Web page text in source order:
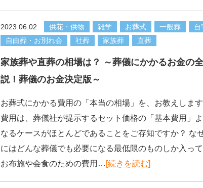
2023.06.02 供花・供物 雑学 お葬式 一般葬
自
自由葬・お別れ会
社葬 家族葬 直葬
家族葬や直葬の相場は？ ～葬儀にかかるお金の
説！葬儀のお金決定版～
お葬式にかかる費用の「本当の相場」を、お教えしま
費用は、葬儀社が提示するセット価格の「基本費用」
なるケースがほとんどであることをご存知ですか？ な
にはどんな葬儀でも必要になる最低限のものしか入っ
お布施や会食のための費用… [続きを読む]